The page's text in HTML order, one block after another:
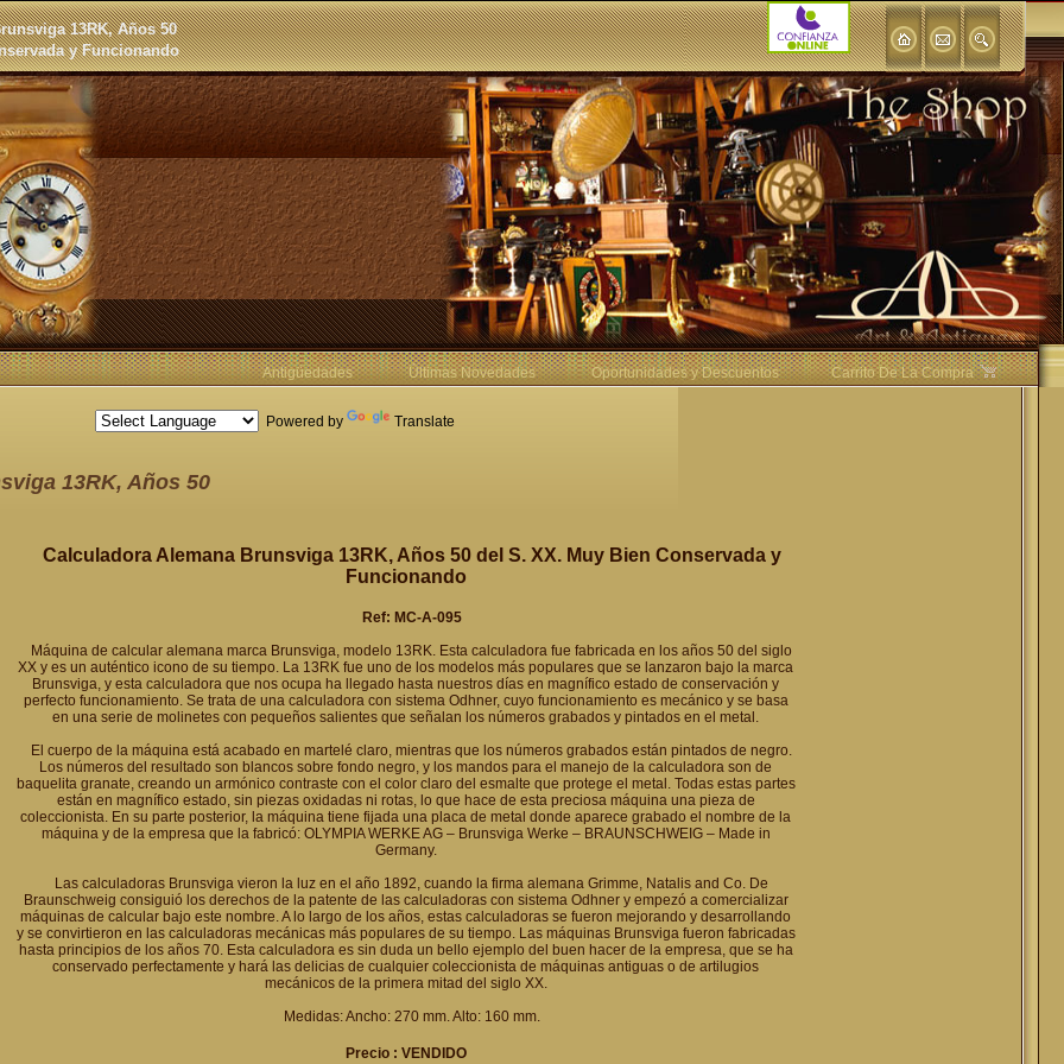
13RK, Años 50
y Funcionando
Powered by Translate
Antigüedades Últimas Novedades Oportunidades y Descuentos Carrito De La Compra
13RK, Años 50
Calculadora Alemana Brunsviga 13RK, Años 50 del S. XX. Muy Bien Conservada y
Funcionando
Ref: MC-A-095
Máquina de calcular alemana marca Brunsviga, modelo 13RK. Esta calculadora fue fabricada en los años 50 del siglo
XX y es un auténtico icono de su tiempo. La 13RK fue uno de los modelos más populares que se lanzaron bajo la marca
Brunsviga, y esta calculadora que nos ocupa ha llegado hasta nuestros días en magnífico estado de conservación y
perfecto funcionamiento. Se trata de una calculadora con sistema Odhner, cuyo funcionamiento es mecánico y se basa
en una serie de molinetes con pequeños salientes que señalan los números grabados y pintados en el metal.
El cuerpo de la máquina está acabado en martelé claro, mientras que los números grabados están pintados de negro.
Los números del resultado son blancos sobre fondo negro, y los mandos para el manejo de la calculadora son de
baquelita granate, creando un armónico contraste con el color claro del esmalte que protege el metal. Todas estas partes
están en magnífico estado, sin piezas oxidadas ni rotas, lo que hace de esta preciosa máquina una pieza de
coleccionista. En su parte posterior, la máquina tiene fijada una placa de metal donde aparece grabado el nombre de la
máquina y de la empresa que la fabricó: OLYMPIA WERKE AG – Brunsviga Werke – BRAUNSCHWEIG – Made in
Germany.
Las calculadoras Brunsviga vieron la luz en el año 1892, cuando la firma alemana Grimme, Natalis and Co. De
Braunschweig consiguió los derechos de la patente de las calculadoras con sistema Odhner y empezó a comercializar
máquinas de calcular bajo este nombre. A lo largo de los años, estas calculadoras se fueron mejorando y desarrollando
y se convirtieron en las calculadoras mecánicas más populares de su tiempo. Las máquinas Brunsviga fueron fabricadas
hasta principios de los años 70. Esta calculadora es sin duda un bello ejemplo del buen hacer de la empresa, que se ha
conservado perfectamente y hará las delicias de cualquier coleccionista de máquinas antiguas o de artilugios
mecánicos de la primera mitad del siglo XX.
Medidas: Ancho: 270 mm. Alto: 160 mm.
Precio : VENDIDO